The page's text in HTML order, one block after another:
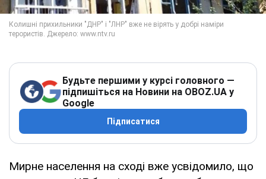
Будьте першими у курсі головного —
підпишіться на Новини на OBOZ.UA у
Google
Підписатися
Мирне населення на сході вже усвідомило, що